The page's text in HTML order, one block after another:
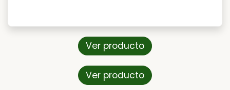
Ver producto
Ver producto